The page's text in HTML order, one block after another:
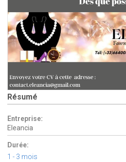
Résumé
Entreprise:
Eleancia
Durée:
1 - 3 mois